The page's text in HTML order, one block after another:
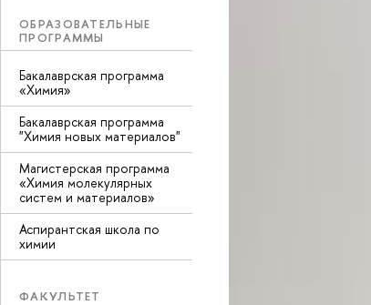
ОБРАЗОВАТЕЛЬНЫЕ
ПРОГРАММЫ
Бакалаврская программа
«Химия»
Бакалаврская программа
"Химия новых материалов"
Магистерская программа
«Химия молекулярных
систем и материалов»
Аспирантская школа по
химии
ФАКУЛЬТЕТ